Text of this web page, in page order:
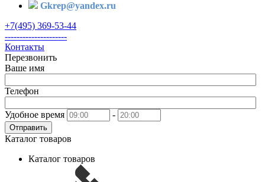
Gkrep@yandex.ru
+7(495) 369-53-44
---------------------
Контакты
Перезвонить
Ваше имя
Телефон
Удобное время -
Отправить
Каталог товаров
Каталог товаров